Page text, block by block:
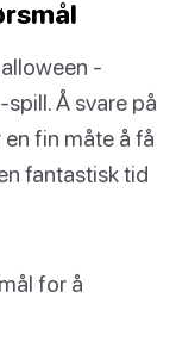
-
Å svare på
fin måte å få
fantastisk tid
for å